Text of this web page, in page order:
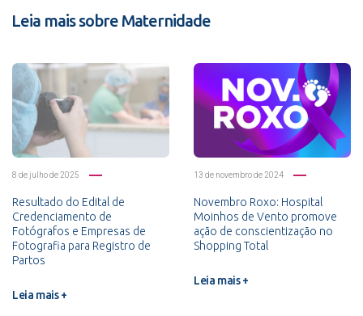
Leia mais sobre Maternidade
8 de julho de 2025
Resultado do Edital de
Credenciamento de
Fotógrafos e Empresas de
Fotografia para Registro de
Partos
Leia mais +
13 de novembro de 2024
Novembro Roxo: Hospital
Moinhos de Vento promove
ação de conscientização no
Shopping Total
Leia mais +